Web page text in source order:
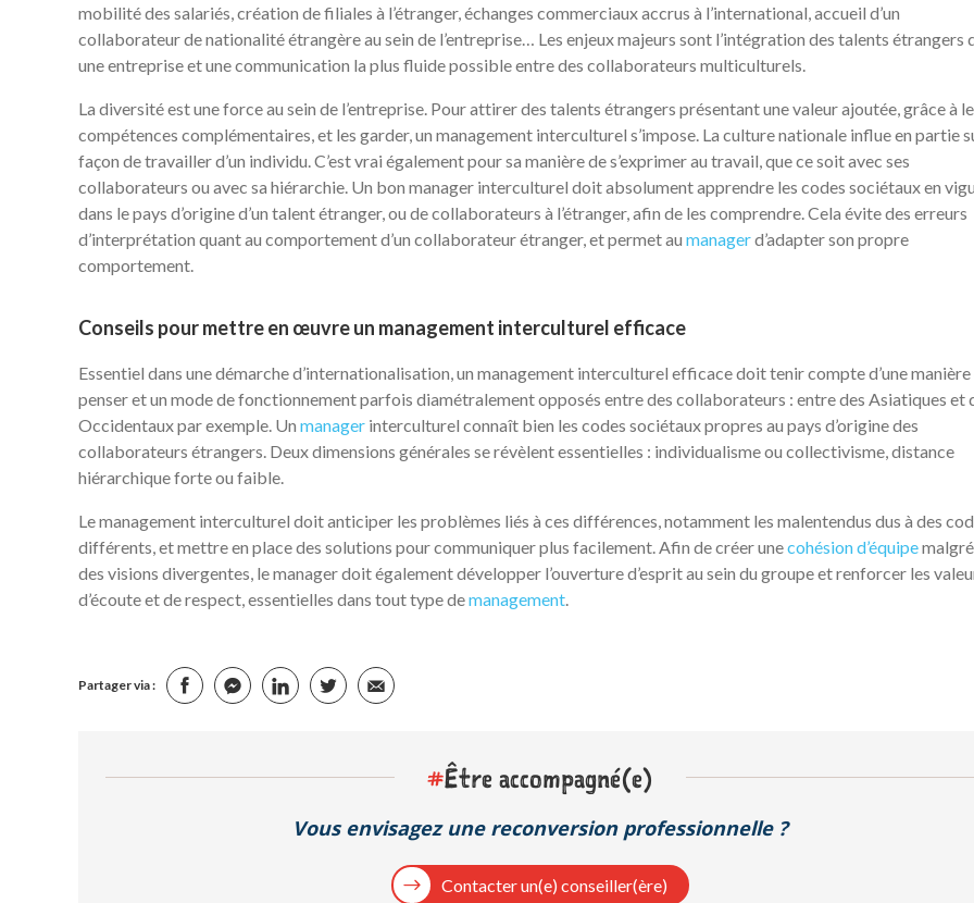
mobilité des salariés, création de filiales à l’étranger, échanges commerciaux accrus à l’international, accueil d’un
collaborateur de nationalité étrangère au sein de l’entreprise… Les enjeux majeurs sont l’intégration des talents étrangers
une entreprise et une communication la plus fluide possible entre des collaborateurs multiculturels.
La diversité est une force au sein de l’entreprise. Pour attirer des talents étrangers présentant une valeur ajoutée, grâce à
compétences complémentaires, et les garder, un management interculturel s’impose. La culture nationale influe en partie
façon de travailler d’un individu. C’est vrai également pour sa manière de s’exprimer au travail, que ce soit avec ses
collaborateurs ou avec sa hiérarchie. Un bon manager interculturel doit absolument apprendre les codes sociétaux en
dans le pays d’origine d’un talent étranger, ou de collaborateurs à l’étranger, afin de les comprendre. Cela évite des erreurs
d’interprétation quant au comportement d’un collaborateur étranger, et permet au managerd’adapter son propre
comportement.
Conseils pour mettre en œuvre un management interculturel efficace
Essentiel dans une démarche d’internationalisation, un management interculturel efficace doit tenir compte d’une manière
penser et un mode de fonctionnement parfois diamétralement opposés entre des collaborateurs : entre des Asiatiques et
Occidentaux par exemple. Un manager interculturel connaît bien les codes sociétaux propres au pays d’origine des
collaborateurs étrangers. Deux dimensions générales se révèlent essentielles : individualisme ou collectivisme, distance
hiérarchique forte ou faible.
Le management interculturel doit anticiper les problèmes liés à ces différences, notamment les malentendus dus à des
différents, et mettre en place des solutions pour communiquer plus facilement. Afin de créer unecohésion d’équipemalgré
des visions divergentes, le manager doit également développer l’ouverture d’esprit au sein du groupe et renforcer les
d’écoute et de respect, essentielles dans tout type demanagement
Partager via :
#Être accompagné(e)
Vous envisagez une reconversion professionnelle ?
Contacter un(e) conseiller(ère)